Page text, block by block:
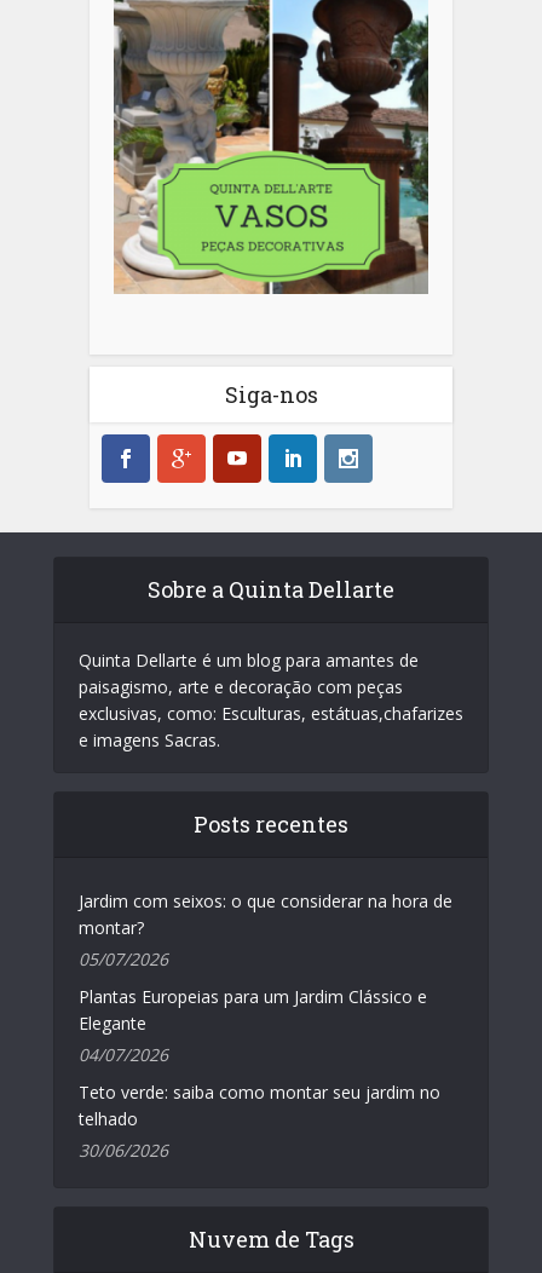
Siga-nos
Sobre a Quinta Dellarte
Quinta Dellarte é um blog para amantes de
paisagismo, arte e decoração com peças
exclusivas, como: Esculturas, estátuas,chafarizes
e imagens Sacras.
Posts recentes
Jardim com seixos: o que considerar na hora de
montar?
05/07/2026
Plantas Europeias para um Jardim Clássico e
Elegante
04/07/2026
Teto verde: saiba como montar seu jardim no
telhado
30/06/2026
Nuvem de Tags